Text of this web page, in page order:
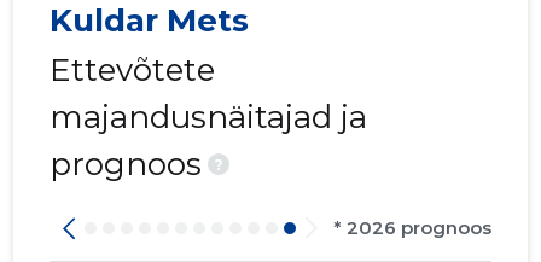
Kuldar Mets
Ettevõtete
majandusnäitajad ja
prognoos
?
* 2026 prognoos